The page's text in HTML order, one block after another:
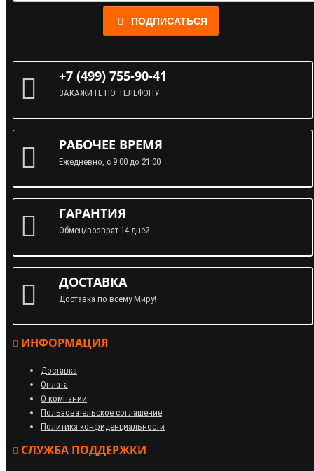
ПОДПИСАТЬСЯ
+7 (499) 755-90-41
ЗАКАЖИТЕ ПО ТЕЛЕФОНУ
РАБОЧЕЕ ВРЕМЯ
Ежедневно, с 9:00 до 21:00
ГАРАНТИЯ
Обмен/возврат 14 дней
ДОСТАВКА
Доставка по всему Миру!
ИНФОРМАЦИЯ
Доставка
Оплата
О компании
Пользовательское соглашение
Политика конфиденциальности
СЛУЖБА ПОДДЕРЖКИ